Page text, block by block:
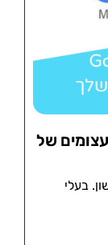
של
בעלי